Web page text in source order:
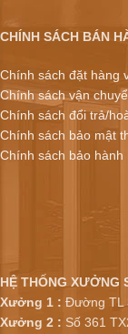
CHÍNH SÁCH BÁN
Chính sách đặt hàng
Chính sách vận
Chính sách đổi trả/
Chính sách bảo mật
Chính sách bảo hành
HỆ THỐNG XƯỞNG
Xưởng 1 : Đường TL
Xưởng 2 : Số 361